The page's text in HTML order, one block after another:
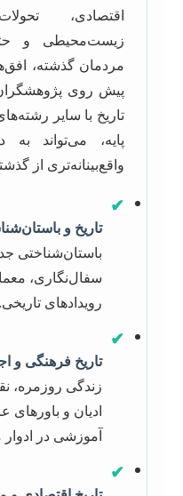
اقتصادی،
زیست‌محیطی و
مردمان گذشته،
پیش روی پژوهشگران
تاریخ با سایر
پایه، می‌تواند
واقع‌بینانه‌تری از
✔
تاریخ و
باستان‌شناختی
سفال‌نگاری،
رویدادهای تاریخی.
✔
تاریخ فرهنگی و
زندگی روزمره،
ادیان و باورهای
آموزشی در
✔